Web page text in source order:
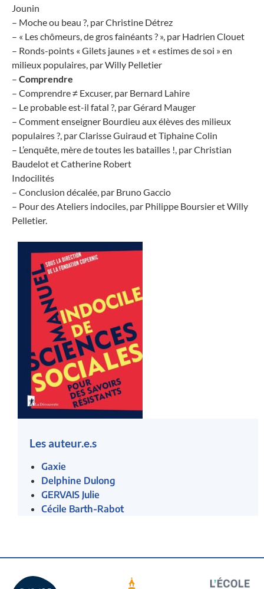
Jounin
– Moche ou beau ?, par Christine Détrez
– « Les chômeurs, de gros fainéants ? », par Hadrien Clouet
– Ronds-points « Gilets jaunes » et « estimes de soi » en
milieux populaires, par Willy Pelletier
– Comprendre
– Comprendre ≠ Excuser, par Bernard Lahire
– Le probable est-il fatal ?, par Gérard Mauger
– Comment enseigner Bourdieu aux élèves des milieux
populaires ?, par Clarisse Guiraud et Tiphaine Colin
– L’enquête, mère de toutes les batailles !, par Christian
Baudelot et Catherine Robert
Indocilités
– Conclusion décalée, par Bruno Gaccio
– Pour des Ateliers indociles, par Philippe Boursier et Willy
Pelletier.
Les auteur.e.s
Gaxie
Delphine Dulong
GERVAIS Julie
Cécile Barth-Rabot